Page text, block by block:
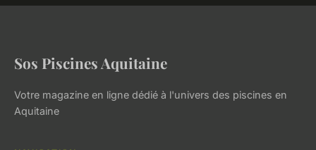
Sos Piscines Aquitaine
Votre magazine en ligne dédié à l'univers des piscines en
Aquitaine